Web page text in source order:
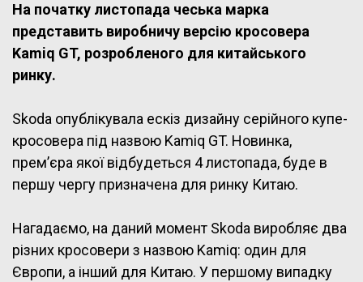
На початку листопада чеська марка
представить виробничу версію кросовера
Kamiq GT, розробленого для китайського
ринку.
Skoda опублікувала ескіз дизайну серійного купе-
кросовера під назвою Kamiq GT. Новинка,
прем’єра якої відбудеться 4 листопада, буде в
першу чергу призначена для ринку Китаю.
Нагадаємо, на даний момент Skoda виробляє два
різних кросовери з назвою Kamiq: один для
Європи, а інший для Китаю. У першому випадку